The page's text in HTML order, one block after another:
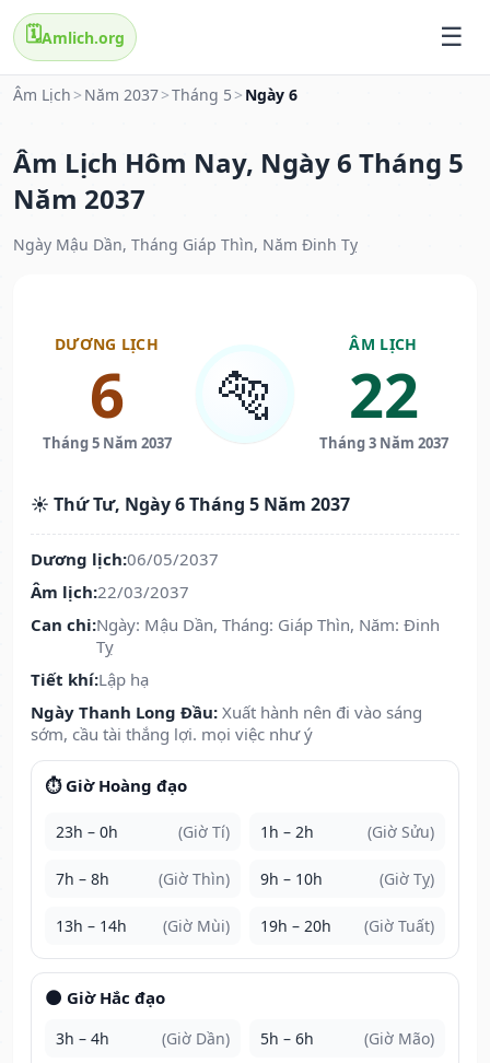
🗓️Amlich.org
Âm Lịch > Năm 2037>Tháng 5 > Ngày 6
Âm Lịch Hôm Nay, Ngày 6 Tháng 5
Năm 2037
Ngày Mậu Dần, Tháng Giáp Thìn, Năm Đinh Tỵ
DƯƠNG LỊCH
6
Tháng 5 Năm 2037
🐅
ÂM LỊCH
22
Tháng 3 Năm 2037
☀️ Thứ Tư, Ngày 6 Tháng 5 Năm 2037
Dương lịch:06/05/2037
Âm lịch:22/03/2037
Can chi:Ngày: Mậu Dần, Tháng: Giáp Thìn, Năm: Đinh
Tỵ
Tiết khí:Lập hạ
Ngày Thanh Long Đầu: Xuất hành nên đi vào sáng
sớm, cầu tài thắng lợi. mọi việc như ý
⏱️ Giờ Hoàng đạo
23h – 0h (Giờ Tí) 1h – 2h (Giờ Sửu)
7h – 8h (Giờ Thìn) 9h – 10h (Giờ Tỵ)
13h – 14h (Giờ Mùi) 19h – 20h (Giờ Tuất)
🌑 Giờ Hắc đạo
3h – 4h (Giờ Dần) 5h – 6h (Giờ Mão)